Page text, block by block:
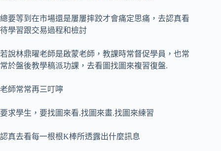
總要等到在市場還是屢屢摔跤才會痛定思痛，去認真看
待學習跟交易過程和檢討
若說林鼎曜老師是啟蒙老師，教課時常督促學員，也常
常於盤後教學稿派功課，去看圖找圖來複習復盤.
老師常常再三叮嚀
要求學生，要找圖來看.找圖來畫.找圖來練習
認真去看每一根根K棒所透露出什麼訊息